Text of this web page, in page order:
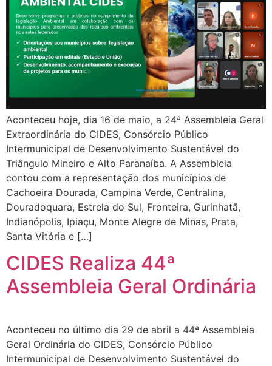
Aconteceu hoje, dia 16 de maio, a 24ª Assembleia Geral
Extraordinária do CIDES, Consórcio Público
Intermunicipal de Desenvolvimento Sustentável do
Triângulo Mineiro e Alto Paranaíba. A Assembleia
contou com a representação dos municípios de
Cachoeira Dourada, Campina Verde, Centralina,
Douradoquara, Estrela do Sul, Fronteira, Gurinhatã,
Indianópolis, Ipiaçu, Monte Alegre de Minas, Prata,
Santa Vitória e […]
CIDES Realiza 44ª
Assembleia Geral Ordinária
Aconteceu no último dia 29 de abril a 44ª Assembleia
Geral Ordinária do CIDES, Consórcio Público
Intermunicipal de Desenvolvimento Sustentável do